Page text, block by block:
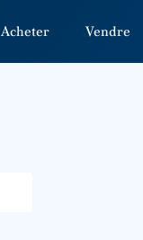
Acheter Vendre